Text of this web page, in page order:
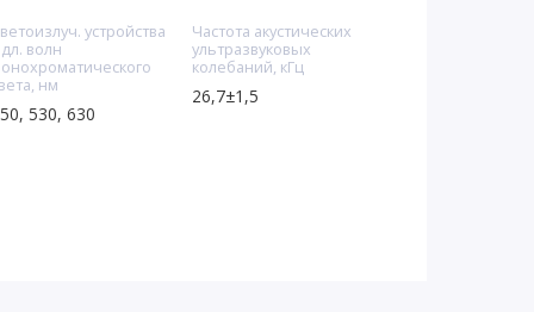
устройства
волн
нм
530, 630
Частота акустических
ультразвуковых
колебаний, кГц
26,7±1,5